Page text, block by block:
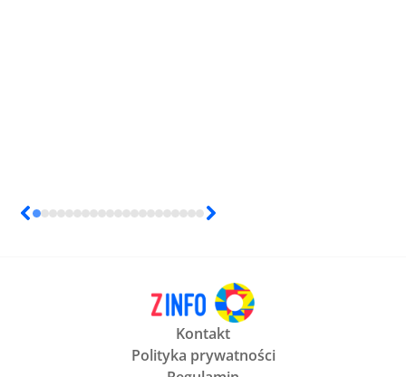
Kontakt
Polityka prywatności